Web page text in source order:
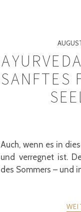
SANFTES
Auch, wenn es in
und verregnet ist.
des Sommers – und